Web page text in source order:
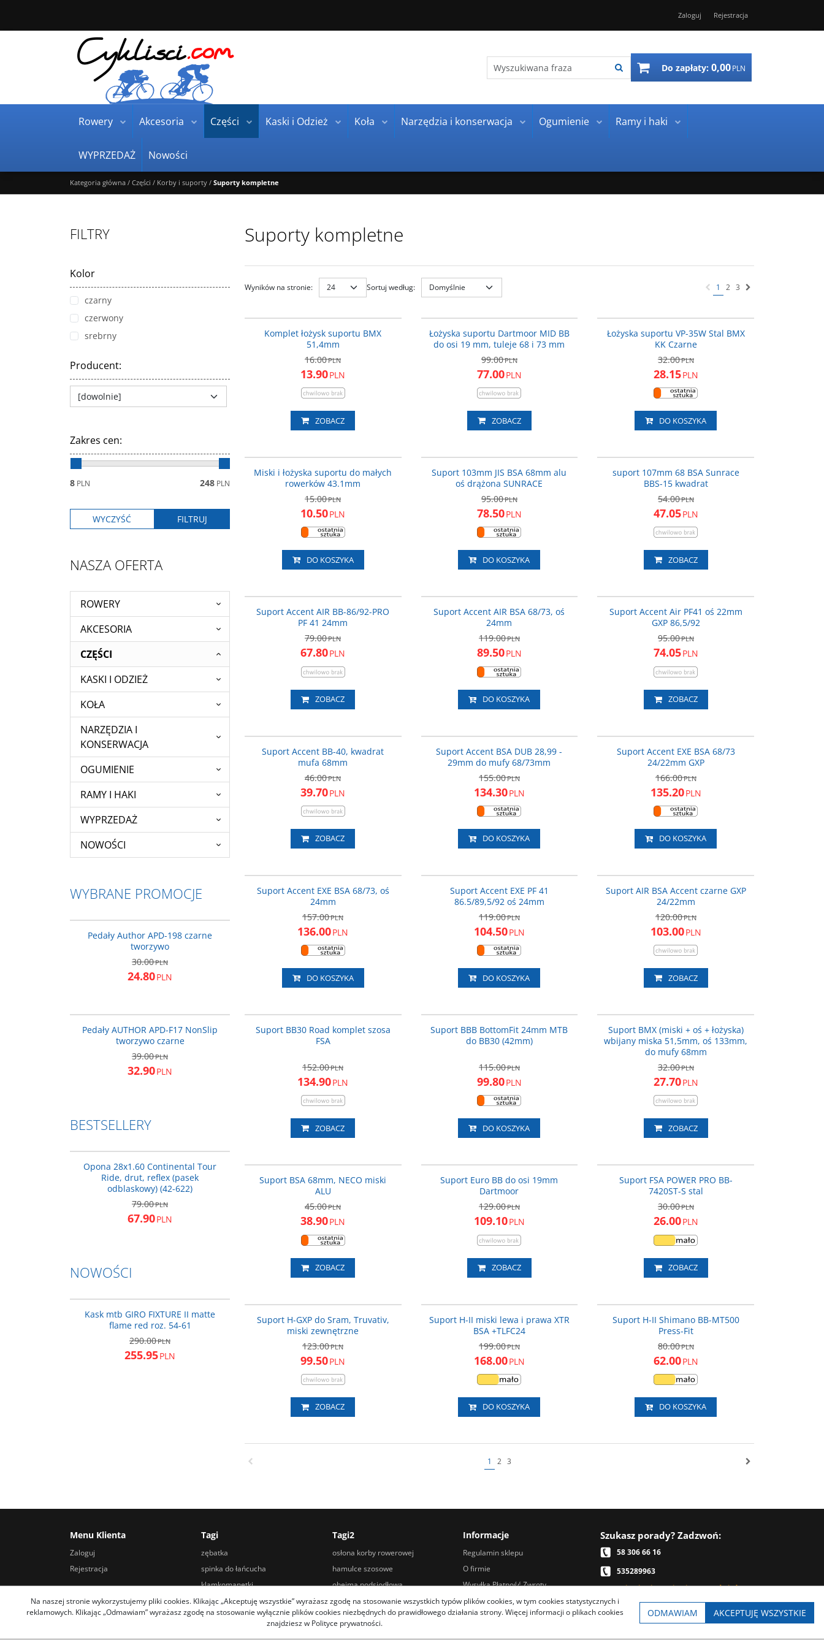
Zaloguj Rejestracja
Do zapłaty: 0,00PLN
Rowery Akcesoria Części Kaski i Odzież Koła Narzędzia i konserwacja Ogumienie Ramy i haki
WYPRZEDAŻ Nowości
Kategoria główna / Części / Korby i suporty / Suporty kompletne
Suporty kompletne
Wyników na stronie: Sortuj według: 1 2 3
Komplet łożysk suportu BMX
51,4mm
16.00PLN
13.90PLN
ZOBACZ
Łożyska suportu Dartmoor MID BB
do osi 19 mm, tuleje 68 i 73 mm
99.00PLN
77.00PLN
ZOBACZ
Łożyska suportu VP-35W Stal BMX
KK Czarne
32.00PLN
28.15PLN
DO KOSZYKA
Miski i łożyska suportu do małych
rowerków 43.1mm
15.00PLN
10.50PLN
DO KOSZYKA
Suport 103mm JIS BSA 68mm alu
oś drążona SUNRACE
95.00PLN
78.50PLN
DO KOSZYKA
suport 107mm 68 BSA Sunrace
BBS-15 kwadrat
54.00PLN
47.05PLN
ZOBACZ
Suport Accent AIR BB-86/92-PRO
PF 41 24mm
79.00PLN
67.80PLN
ZOBACZ
Suport Accent AIR BSA 68/73, oś
24mm
119.00PLN
89.50PLN
DO KOSZYKA
Suport Accent Air PF41 oś 22mm
GXP 86,5/92
95.00PLN
74.05PLN
ZOBACZ
Suport Accent BB-40, kwadrat
mufa 68mm
46.00PLN
39.70PLN
ZOBACZ
Suport Accent BSA DUB 28,99 -
29mm do mufy 68/73mm
155.00PLN
134.30PLN
DO KOSZYKA
Suport Accent EXE BSA 68/73
24/22mm GXP
166.00PLN
135.20PLN
DO KOSZYKA
Suport Accent EXE BSA 68/73, oś
24mm
157.00PLN
136.00PLN
DO KOSZYKA
Suport Accent EXE PF 41
86.5/89,5/92 oś 24mm
119.00PLN
104.50PLN
DO KOSZYKA
Suport AIR BSA Accent czarne GXP
24/22mm
120.00PLN
103.00PLN
ZOBACZ
Suport BB30 Road komplet szosa
FSA
152.00PLN
134.90PLN
ZOBACZ
Suport BBB BottomFit 24mm MTB
do BB30 (42mm)
115.00PLN
99.80PLN
DO KOSZYKA
Suport BMX (miski + oś + łożyska)
wbijany miska 51,5mm, oś 133mm,
do mufy 68mm
32.00PLN
27.70PLN
ZOBACZ
Suport BSA 68mm, NECO miski
ALU
45.00PLN
38.90PLN
ZOBACZ
Suport Euro BB do osi 19mm
Dartmoor
129.00PLN
109.10PLN
ZOBACZ
Suport FSA POWER PRO BB-
7420ST-S stal
30.00PLN
26.00PLN
ZOBACZ
Suport H-GXP do Sram, Truvativ,
miski zewnętrzne
123.00PLN
99.50PLN
ZOBACZ
Suport H-II miski lewa i prawa XTR
BSA +TLFC24
199.00PLN
168.00PLN
DO KOSZYKA
Suport H-II Shimano BB-MT500
Press-Fit
80.00PLN
62.00PLN
DO KOSZYKA
1 2 3
FILTRY
Kolor
czarny
czerwony
srebrny
Producent:
Zakres cen:
8 PLN 248 PLN
NASZA OFERTA
ROWERY
AKCESORIA
CZĘŚCI
KASKI I ODZIEŻ
KOŁA
NARZĘDZIA I
KONSERWACJA
OGUMIENIE
RAMY I HAKI
WYPRZEDAŻ
NOWOŚCI
WYBRANE PROMOCJE
Pedały Author APD-198 czarne
tworzywo
30.00PLN
24.80PLN
Pedały AUTHOR APD-F17 NonSlip
tworzywo czarne
39.00PLN
32.90PLN
BESTSELLERY
Opona 28x1.60 Continental Tour
Ride, drut, reflex (pasek
odblaskowy) (42-622)
79.00PLN
67.90PLN
NOWOŚCI
Kask mtb GIRO FIXTURE II matte
flame red roz. 54-61
290.00PLN
255.95PLN
Menu Klienta
Zaloguj
Rejestracja
Tagi
zębatka
spinka do łańcucha
klamkomanetki
widelec rowerowy
sakwa podsiodłowa
Tagi2
osłona korby rowerowej
hamulce szosowe
obejma podsiodłowa
hamulce hydrauliczne tarczowe
adapter kierownicy
Informacje
Regulamin sklepu
O firmie
Wysyłka Płatność Zwroty
Porady
Kontakt
Szukasz porady? Zadzwoń:
58 306 66 16
535289963
Telefonicznie nie przyjmujemy zamówień,
prosimy je składać przez sklep internetowy
Na naszej stronie wykorzystujemy pliki cookies. Klikając „Akceptuję wszystkie” wyrażasz zgodę na stosowanie wszystkich typów plików cookies, w tym cookies statystycznych i
reklamowych. Klikając „Odmawiam” wyrażasz zgodę na stosowanie wyłącznie plików cookies niezbędnych do prawidłowego działania strony. Więcej informacji o plikach cookies
znajdziesz w Polityce prywatności.
ODMAWIAM AKCEPTUJĘ WSZYSTKIE